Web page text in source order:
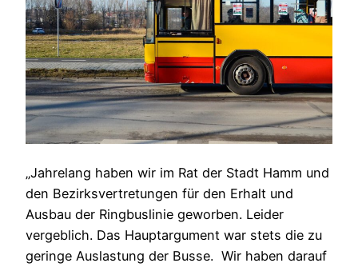
„Jahrelang haben wir im Rat der Stadt Hamm und
den Bezirksvertretungen für den Erhalt und
Ausbau der Ringbuslinie geworben. Leider
vergeblich. Das Hauptargument war stets die zu
geringe Auslastung der Busse. Wir haben darauf